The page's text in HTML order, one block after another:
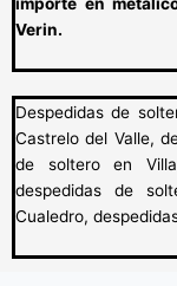
importe en
Verin.
Despedidas de
Castrelo del Valle,
de soltero en
despedidas de
Cualedro,